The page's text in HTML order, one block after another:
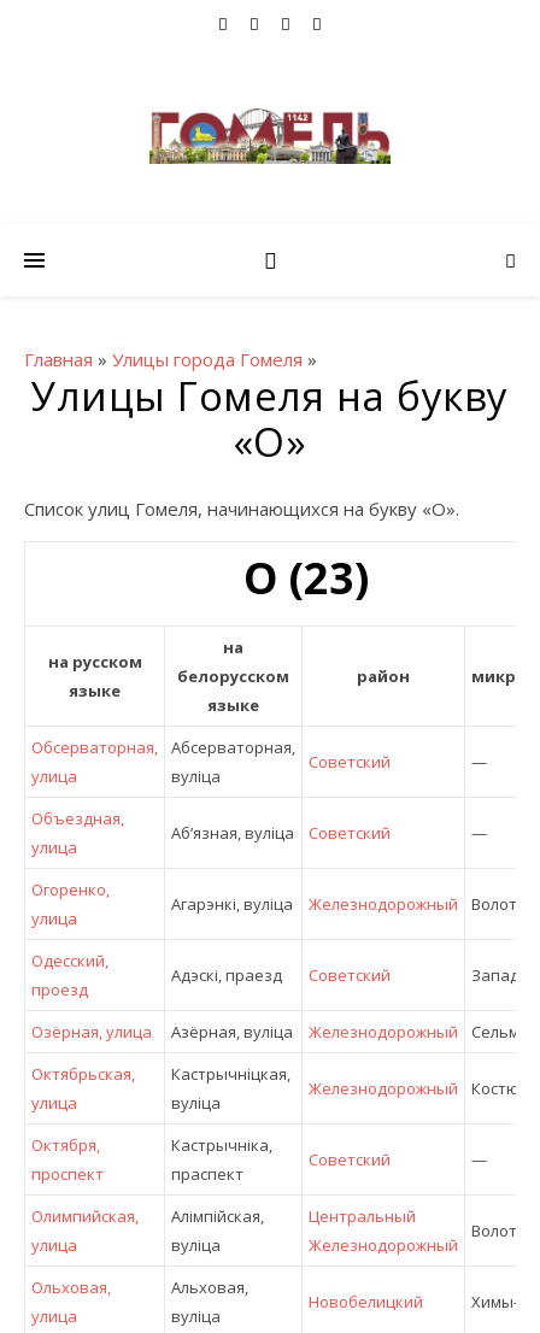
Главная » Улицы города Гомеля »
Улицы Гомеля на букву
«О»
Список улиц Гомеля, начинающихся на букву «О».
О (23)
на русском
языке
на
белорусском
языке
район
Обсерваторная,
улица
Абсерваторная,
вулiца
Советский —
Объездная,
улица
Аб’язная, вулiца Советский —
Огоренко,
улица
Агарэнкi, вулiца Железнодорожный
Одесский,
проезд
Адэскi, праезд Советский
Озёрная, улица Азёрная, вулiца Железнодорожный
Октябрьская,
улица
Кастрычніцкая,
вулiца
Железнодорожный
Октября,
проспект
Кастрычніка,
праспект
Советский —
Олимпийская,
улица
Алiмпійская,
вулiца
Центральный
Железнодорожный
Ольховая,
улица
Альховая,
вулiца
Новобелицкий Химы-1